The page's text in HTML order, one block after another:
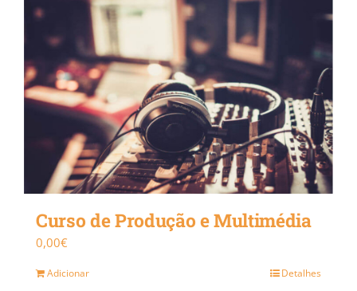
Curso de Produção e Multimédia
0,00€
Adicionar Detalhes